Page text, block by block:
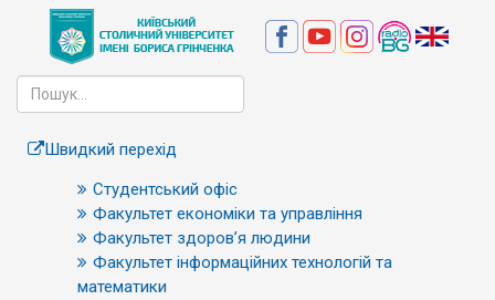
Швидкий перехід
Студентський офіс
Факультет економіки та управління
Факультет здоров’я людини
Факультет інформаційних технологій та
математики